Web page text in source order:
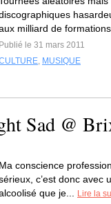
milliard de
Publié le 31 mars 2011
, MUSIQUE
Sad @
Ma conscience
c’est donc avec
que je...
Lire la